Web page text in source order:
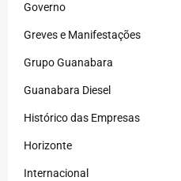
Governo
Greves e Manifestações
Grupo Guanabara
Guanabara Diesel
Histórico das Empresas
Horizonte
Internacional